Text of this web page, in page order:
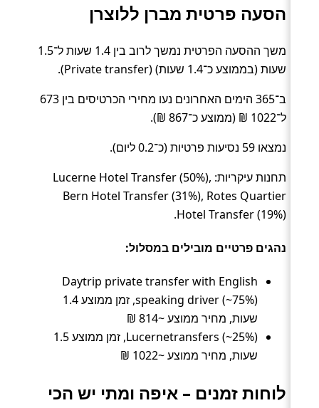
הסעה פרטית מברן ללוצרן
משך ההסעה הפרטית נמשך לרוב בין 1.4 שעות ל־1.5
שעות (בממוצע כ־1.4 שעות) (Private transfer).
ב־365 הימים האחרונים נעו מחירי הכרטיסים בין 673
ל־1022 ₪ (ממוצע כ־867 ₪).
נמצאו 59 נסיעות פרטיות (כ־0.2 ליום).
תחנות עיקריות: Lucerne Hotel Transfer (50%),
Bern Hotel Transfer (31%), Rotes Quartier
Hotel Transfer (19%).
נהגים פרטיים מובילים במסלול:
Daytrip private transfer with English
speaking driver (~75%), זמן ממוצע 1.4
שעות, מחיר ממוצע ~814 ₪
Lucernetransfers (~25%), זמן ממוצע 1.5
שעות, מחיר ממוצע ~1022 ₪
לוחות זמנים – איפה ומתי יש הכי